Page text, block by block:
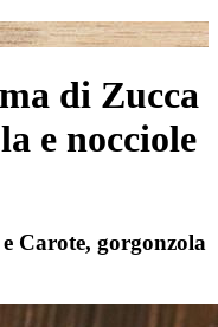
di Zucca
e nocciole
Carote, gorgonzola